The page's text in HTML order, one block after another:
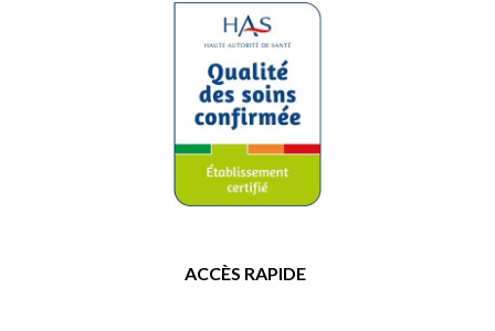
ACCÈS RAPIDE